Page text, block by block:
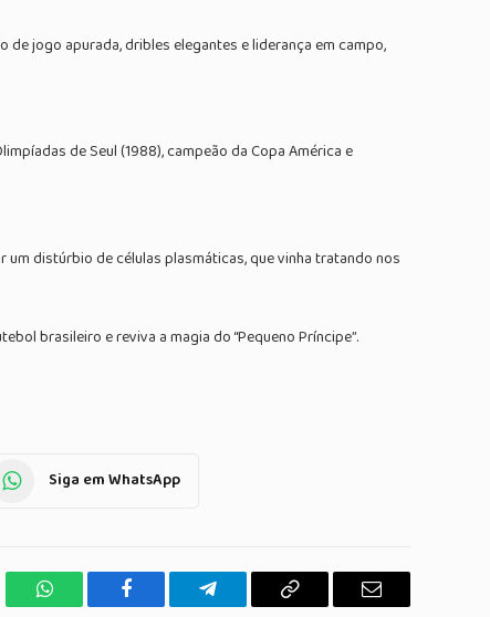
jogo apurada, dribles elegantes e liderança em campo,
de Seul (1988), campeão da Copa América e
distúrbio de células plasmáticas, que vinha tratando nos
brasileiro e reviva a magia do “Pequeno Príncipe”.
Siga em WhatsApp
WhatsAppFacebook TelegramaCopiar
E-